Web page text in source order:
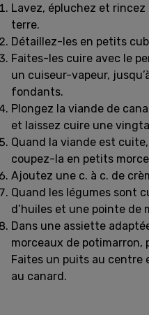
Lavez, épluchez et
terre.
Détaillez-les en petits
Faites-les cuire avec le
un cuiseur-vapeur,
fondants.
Plongez la viande de
et laissez cuire une
Quand la viande est
coupez-la en petits
Ajoutez une c. à c. de
Quand les légumes sont
d’huiles et une pointe de
Dans une assiette
morceaux de potimarron,
Faites un puits au centre
au canard.